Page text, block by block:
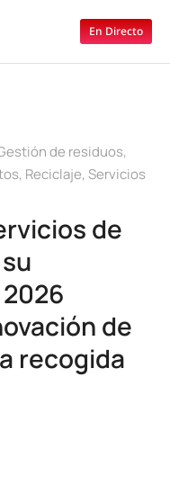
En Directo
de residuos,
, Reciclaje, Servicios
de
de
recogida